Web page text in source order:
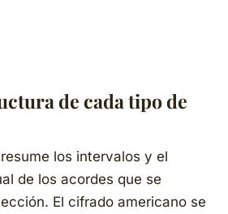
de cada tipo de
los intervalos y el
de los acordes que se
El cifrado americano se